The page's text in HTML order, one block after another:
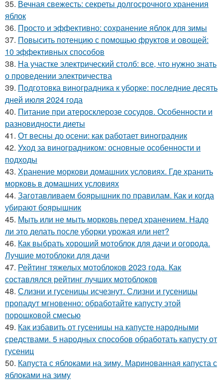
35. Вечная свежесть: секреты долгосрочного хранения
яблок
36. Просто и эффективно: сохранение яблок для зимы
37. Повысить потенцию с помощью фруктов и овощей:
10 эффективных способов
38. На участке электрический столб: все, что нужно знать
о проведении электричества
39. Подготовка виноградника к уборке: последние десять
дней июля 2024 года
40. Питание при атеросклерозе сосудов. Особенности и
разновидности диеты
41. От весны до осени: как работает виноградник
42. Уход за виноградником: основные особенности и
подходы
43. Хранение моркови домашних условиях. Где хранить
морковь в домашних условиях
44. Заготавливаем боярышник по правилам. Как и когда
убирают боярышник
45. Мыть или не мыть морковь перед хранением. Надо
ли это делать после уборки урожая или нет?
46. Как выбрать хороший мотоблок для дачи и огорода.
Лучшие мотоблоки для дачи
47. Рейтинг тяжелых мотоблоков 2023 года. Как
составлялся рейтинг лучших мотоблоков
48. Слизни и гусеницы исчезнут. Слизни и гусеницы
пропадут мгновенно: обработайте капусту этой
порошковой смесью
49. Как избавить от гусеницы на капусте народными
средствами. 5 народных способов обработать капусту от
гусениц
50. Капуста с яблоками на зиму. Маринованная капуста с
яблоками на зиму